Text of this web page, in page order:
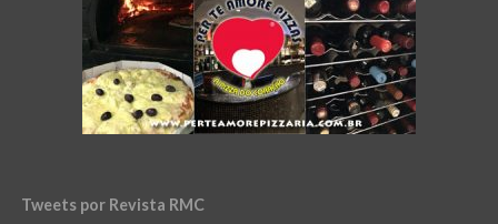
Tweets por Revista RMC